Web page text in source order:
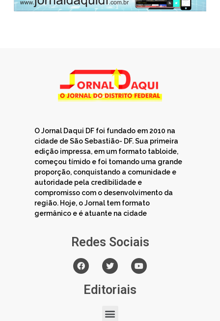
O Jornal Daqui DF foi fundado em 2010 na
cidade de São Sebastião- DF. Sua primeira
edição impressa, em um formato tabloide,
começou tímido e foi tomando uma grande
proporção, conquistando a comunidade e
autoridade pela credibilidade e
compromisso com o desenvolvimento da
região. Hoje, o Jornal tem formato
germânico e é atuante na cidade
Redes Sociais
Editoriais